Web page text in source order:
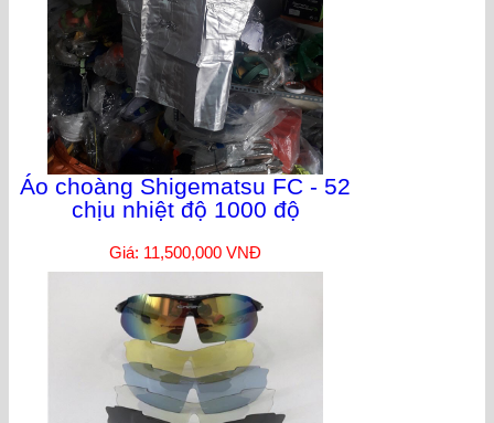
Áo choàng Shigematsu FC - 52
chịu nhiệt độ 1000 độ
Giá: 11,500,000 VNĐ